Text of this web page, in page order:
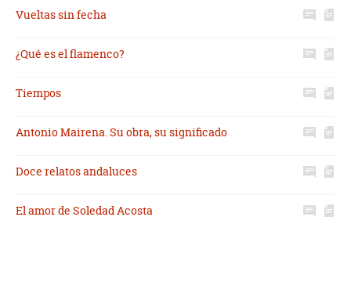
Vueltas sin fecha
¿Qué es el flamenco?
Tiempos
Antonio Mairena. Su obra, su significado
Doce relatos andaluces
El amor de Soledad Acosta